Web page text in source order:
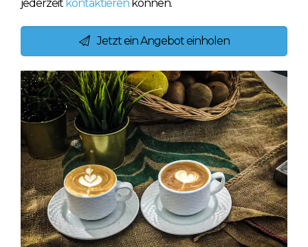
jederzeit kontaktieren können.
Jetzt ein Angebot einholen